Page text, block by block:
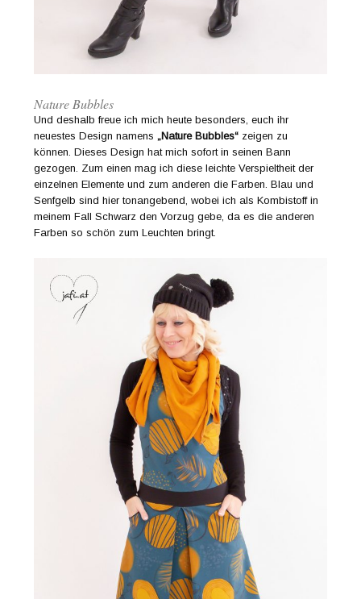
Nature Bubbles
Und deshalb freue ich mich heute besonders, euch ihr
neuestes Design namens„Nature Bubbles“ zeigen zu
können. Dieses Design hat mich sofort in seinen Bann
gezogen. Zum einen mag ich diese leichte Verspieltheit der
einzelnen Elemente und zum anderen die Farben. Blau und
Senfgelb sind hier tonangebend, wobei ich als Kombistoff in
meinem Fall Schwarz den Vorzug gebe, da es die anderen
Farben so schön zum Leuchten bringt.